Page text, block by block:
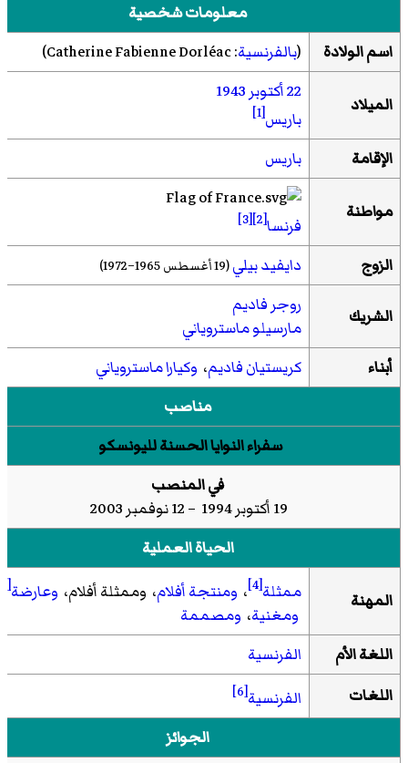
معلومات شخصية
اسم الولادة
(بالفرنسية:
Catherine Fabienne Dorléac
)‏
الميلاد
22 أكتوبر
1943
باريس[1]
الإقامة باريس
مواطنة
فرنسا[2]
[3]
الزوج دايفيد بيلي(19 أغسطس 1965–1972)
الشريك
روجر فاديم
مارسيلو ماستروياني
أبناء
كريستيان فاديم، وكيارا ماستروياني
مناصب
سفراء النوايا الحسنة لليونسكو
في المنصب
19 أكتوبر 1994 – 12 نوفمبر 2003
الحياة العملية
المهنة ممثلة[4] ، ومنتجة أفلام، وممثلة أفلام، وعارضة[5]
ومغنية، ومصممة
اللغة الأم
الفرنسية
اللغات
الفرنسية[6]
الجوائز